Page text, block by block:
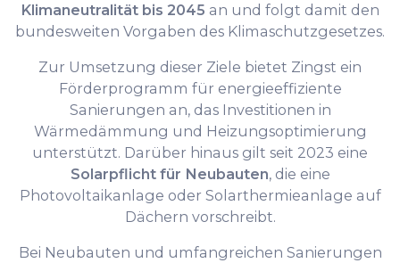
Klimaneutralität bis 2045 an und folgt damit den
bundesweiten Vorgaben des Klimaschutzgesetzes.
Zur Umsetzung dieser Ziele bietet Zingst ein
Förderprogramm für energieeffiziente
Sanierungen an, das Investitionen in
Wärmedämmung und Heizungsoptimierung
unterstützt. Darüber hinaus gilt seit 2023 eine
Solarpflicht für Neubauten, die eine
Photovoltaikanlage oder Solarthermieanlage auf
Dächern vorschreibt.
Bei Neubauten und umfangreichen Sanierungen